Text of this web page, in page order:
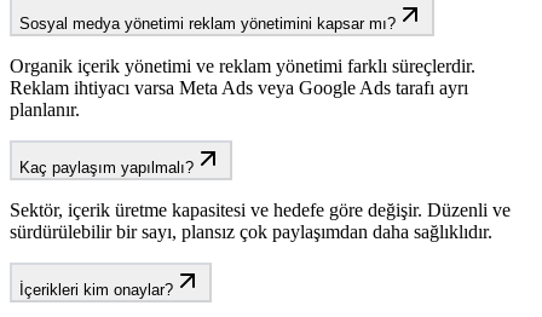
Sosyal medya yönetimi reklam yönetimini kapsar mı?
Organik içerik yönetimi ve reklam yönetimi farklı süreçlerdir.
Reklam ihtiyacı varsa Meta Ads veya Google Ads tarafı ayrı
planlanır.
Kaç paylaşım yapılmalı?
Sektör, içerik üretme kapasitesi ve hedefe göre değişir. Düzenli ve
sürdürülebilir bir sayı, plansız çok paylaşımdan daha sağlıklıdır.
İçerikleri kim onaylar?